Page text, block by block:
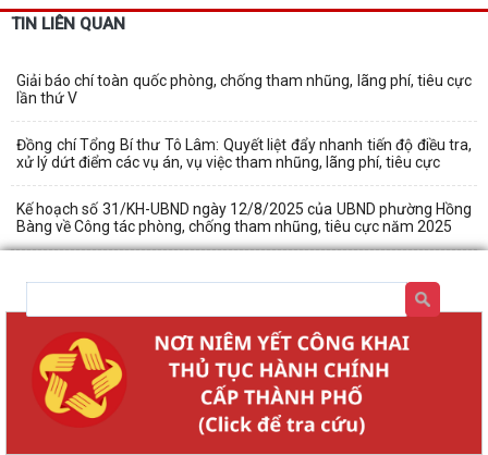
TIN LIÊN QUAN
Giải báo chí toàn quốc phòng, chống tham nhũng, lãng phí, tiêu cực
lần thứ V
Đồng chí Tổng Bí thư Tô Lâm: Quyết liệt đẩy nhanh tiến độ điều tra,
xử lý dứt điểm các vụ án, vụ việc tham nhũng, lãng phí, tiêu cực
Kế hoạch số 31/KH-UBND ngày 12/8/2025 của UBND phường Hồng
Bàng về Công tác phòng, chống tham nhũng, tiêu cực năm 2025